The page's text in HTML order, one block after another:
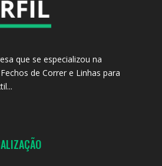
que se especializou na
de Correr e Linhas para